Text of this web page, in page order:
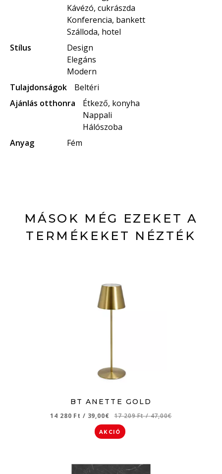
Kávézó, cukrászda
Konferencia, bankett
Szálloda, hotel
Stílus
Design
Elegáns
Modern
Tulajdonságok
Beltéri
Ajánlás otthonra
Étkező, konyha
Nappali
Hálószoba
Anyag
Fém
MÁSOK MÉG EZEKET A
TERMÉKEKET NÉZTÉK
BT ANETTE GOLD
14 280 Ft / 39,00€ 17 209 Ft/ 47,00€
AKCIÓ